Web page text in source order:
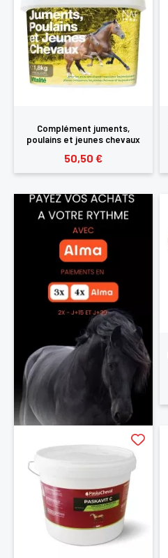
Complément juments,
poulains et jeunes chevaux
50,50 €